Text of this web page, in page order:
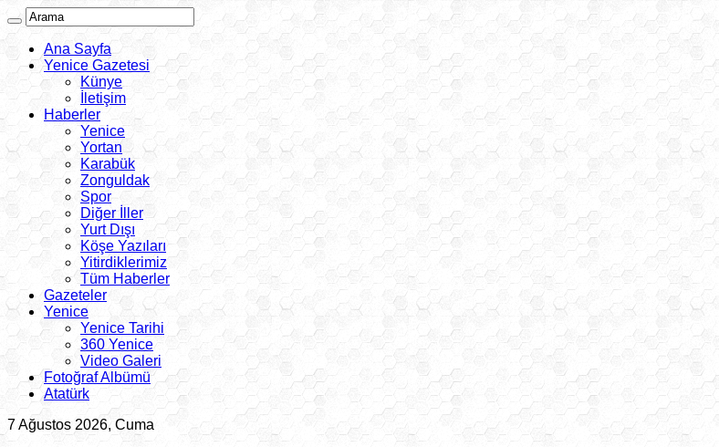
Ana Sayfa
Yenice Gazetesi
Künye
İletişim
Haberler
Yenice
Yortan
Karabük
Zonguldak
Spor
Diğer İller
Yurt Dışı
Köşe Yazıları
Yitirdiklerimiz
Tüm Haberler
Gazeteler
Yenice
Yenice Tarihi
360 Yenice
Video Galeri
Fotoğraf Albümü
Atatürk
7 Ağustos 2026, Cuma